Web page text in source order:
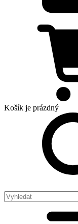
Košík je prázdný